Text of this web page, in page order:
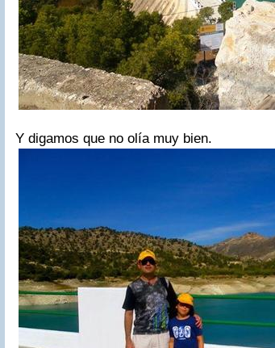
Y digamos que no olía muy bien.